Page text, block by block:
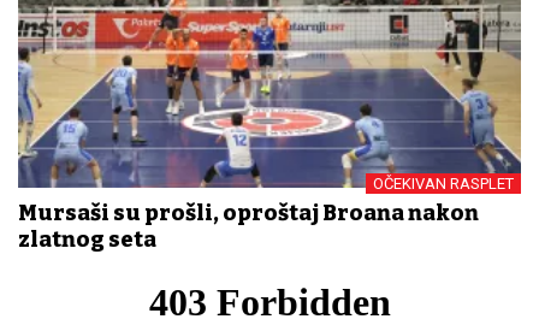
OČEKIVAN RASPLET
Mursaši su prošli, oproštaj Brođana nakon
zlatnog seta